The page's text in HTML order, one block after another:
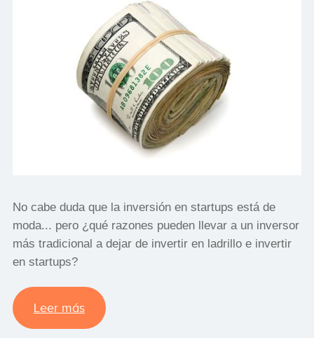
No cabe duda que la inversión en startups está de
moda... pero ¿qué razones pueden llevar a un inversor
más tradicional a dejar de invertir en ladrillo e invertir
en startups?
Leer más